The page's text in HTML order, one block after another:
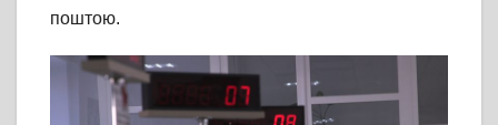
поштою.